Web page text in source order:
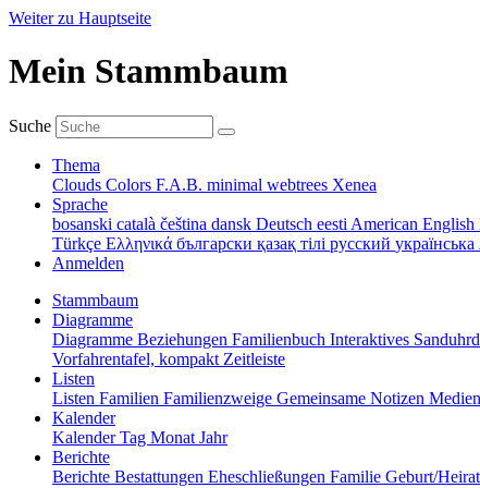
Weiter zu Hauptseite
Mein Stammbaum
Suche
Thema
Clouds Colors F.A.B. minimal webtrees Xenea
Sprache
bosanski català čeština dansk Deutsch eesti American English
Türkçe Ελληνικά български қазақ тілі русский українська
Anmelden
Stammbaum
Diagramme
Diagramme Beziehungen Familienbuch Interaktives
Vorfahrentafel, kompakt Zeitleiste
Listen
Listen Familien Familienzweige Gemeinsame Notizen
Kalender
KalenderTag Monat Jahr
Berichte
Berichte Bestattungen Eheschließungen Familie Geburt/